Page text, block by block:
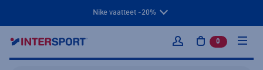
Nike vaatteet -20%
Kirjaudu sisään
0 tuotetta